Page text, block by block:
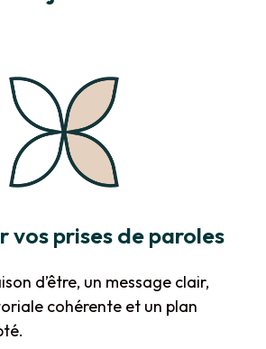
vos prises de paroles
d’être, un message clair,
cohérente et un plan